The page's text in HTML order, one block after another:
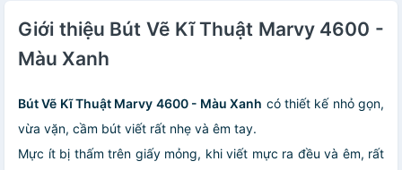
Giới thiệu Bút Vẽ Kĩ Thuật Marvy 4600 -
Màu Xanh
Bút Vẽ Kĩ Thuật Marvy 4600 - Màu Xanh có thiết kế nhỏ gọn,
vừa vặn, cầm bút viết rất nhẹ và êm tay.
Mực ít bị thấm trên giấy mỏng, khi viết mực ra đều và êm, rất